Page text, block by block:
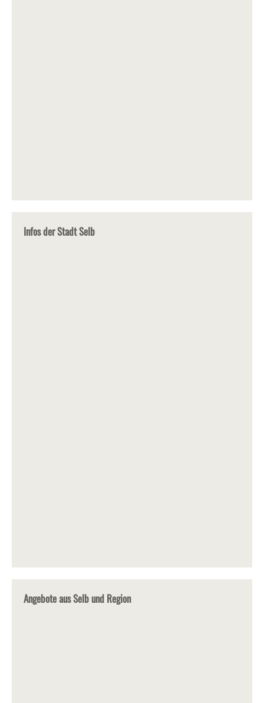
Infos der Stadt Selb
Angebote aus Selb und Region